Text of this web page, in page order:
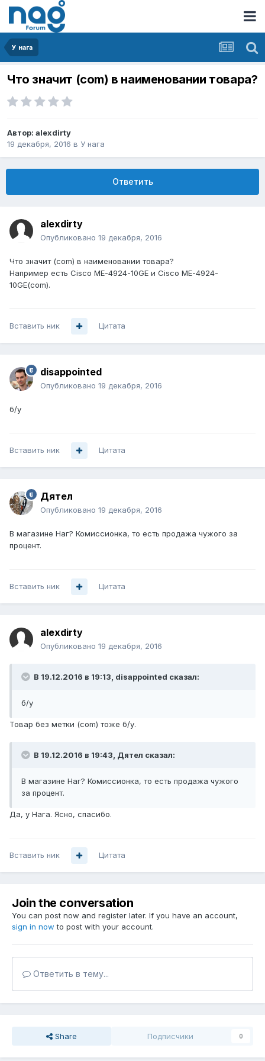
У нага
Что значит (com) в наименовании товара?
Автор: alexdirty
19 декабря, 2016 в У нага
Ответить
alexdirty
Опубликовано 19 декабря, 2016
Что значит (com) в наименовании товара?
Например есть Cisco ME-4924-10GE и Cisco ME-4924-
10GE(com).
Вставить ник Цитата
disappointed
Опубликовано 19 декабря, 2016
б/у
Вставить ник Цитата
Дятел
Опубликовано 19 декабря, 2016
В магазине Наг? Комиссионка, то есть продажа чужого за
процент.
Вставить ник Цитата
alexdirty
Опубликовано 19 декабря, 2016
В 19.12.2016 в 19:13, disappointed сказал:
б/у
Товар без метки (com) тоже б/у.
В 19.12.2016 в 19:43, Дятел сказал:
В магазине Наг? Комиссионка, то есть продажа чужого
за процент.
Да, у Нага. Ясно, спасибо.
Вставить ник Цитата
Join the conversation
You can post now and register later. If you have an account,
sign in now to post with your account.
Ответить в тему...
Share Подписчики 0